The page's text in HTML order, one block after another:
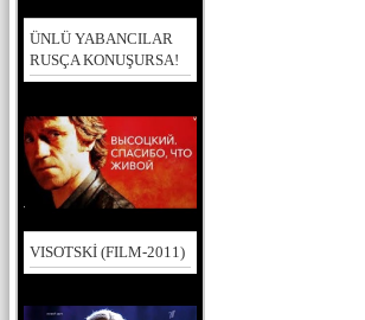
ÜNLÜ YABANCILAR
RUSÇA KONUŞURSA!
VISOTSKİ (FILM-2011)